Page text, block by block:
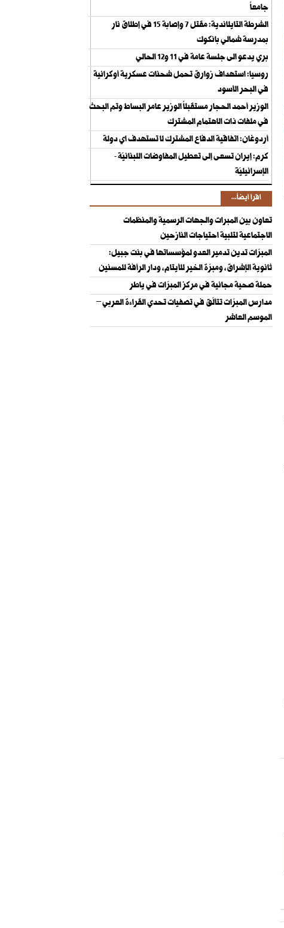
جامعاً
الشرطة التايلاندية: مقتل 7 وإصابة 15 في إطلاق نار
بمدرسة شمالي بانكوك
بري يدعو الى جلسة عامة في 11 و12 الحالي
روسيا: استهداف زوارق تحمل شحنات عسكرية أوكرانية
في البحر الأسود
الوزير أحمد الحجار مستقبلاً الوزير عامر البساط وتم البحث
في ملفات ذات الاهتمام المشترك
أردوغان: اتفاقية الدفاع المشترك لا تستهدف اي دولة
كرم: إيران تسعى إلى تعطيل المفاوضات اللبنانيّة -
الإسرائيليّة
اقرأ أيضاً...
تعاون بين المبرات والجهات الرسمية والمنظمات
الاجتماعية لتلبية احتياجات النازحين
المبرّات تدين تدمير العدو لمؤسساتها في بنت جبيل:
ثانوية الإشراق، ومبرّة الخير للأيتام، ودار الرأفة للمسنين
حملة صحية مجانية في مركز المبرّات في ياطر
مدارس المبرّات تتألّق في تصفيات تحدي القراءة العربي –
الموسم العاشر